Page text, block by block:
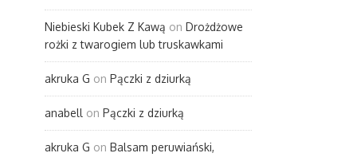
Niebieski Kubek Z Kawą on Drożdżowe
rożki z twarogiem lub truskawkami
akruka G on Pączki z dziurką
anabell on Pączki z dziurką
akruka G on Balsam peruwiański,